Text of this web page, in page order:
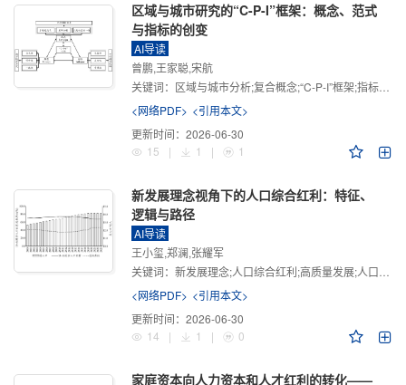
区域与城市研究的“C-P-I”框架：概念、范式
与指标的创变
AI导读
曾鹏,王家聪,宋航
关键词： 区域与城市分析;复合概念;“C-P-I”框架;指标体系
<网络PDF> <引用本文>
更新时间： 2026-06-30
15
| 1 | 1
新发展理念视角下的人口综合红利：特征、
逻辑与路径
AI导读
王小玺,郑澜,张耀军
关键词： 新发展理念;人口综合红利;高质量发展;人口政策;中国式现代化
<网络PDF> <引用本文>
更新时间： 2026-06-30
14
| 1 | 0
家庭资本向人力资本和人才红利的转化——